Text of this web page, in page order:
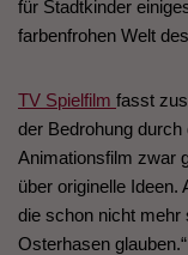
für Stadtkinder
farbenfrohen Welt
TV Spielfilm fasst
der Bedrohung
Animationsfilm zwar
über originelle Ideen.
die schon nicht mehr
Osterhasen glauben.“